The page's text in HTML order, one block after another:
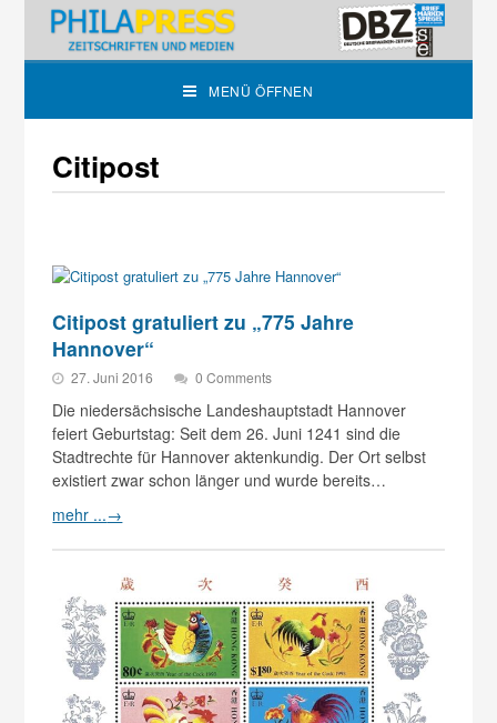
MENÜ ÖFFNEN
Citipost
Citipost gratuliert zu „775 Jahre
Hannover“
27. Juni 2016 0 Comments
Die niedersächsische Landeshauptstadt Hannover
feiert Geburtstag: Seit dem 26. Juni 1241 sind die
Stadtrechte für Hannover aktenkundig. Der Ort selbst
existiert zwar schon länger und wurde bereits…
mehr ...→